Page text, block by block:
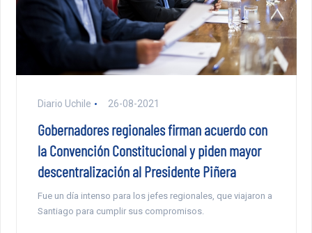
Diario Uchile 26-08-2021
Gobernadores regionales firman acuerdo con
la Convención Constitucional y piden mayor
descentralización al Presidente Piñera
Fue un día intenso para los jefes regionales, que viajaron a
Santiago para cumplir sus compromisos.